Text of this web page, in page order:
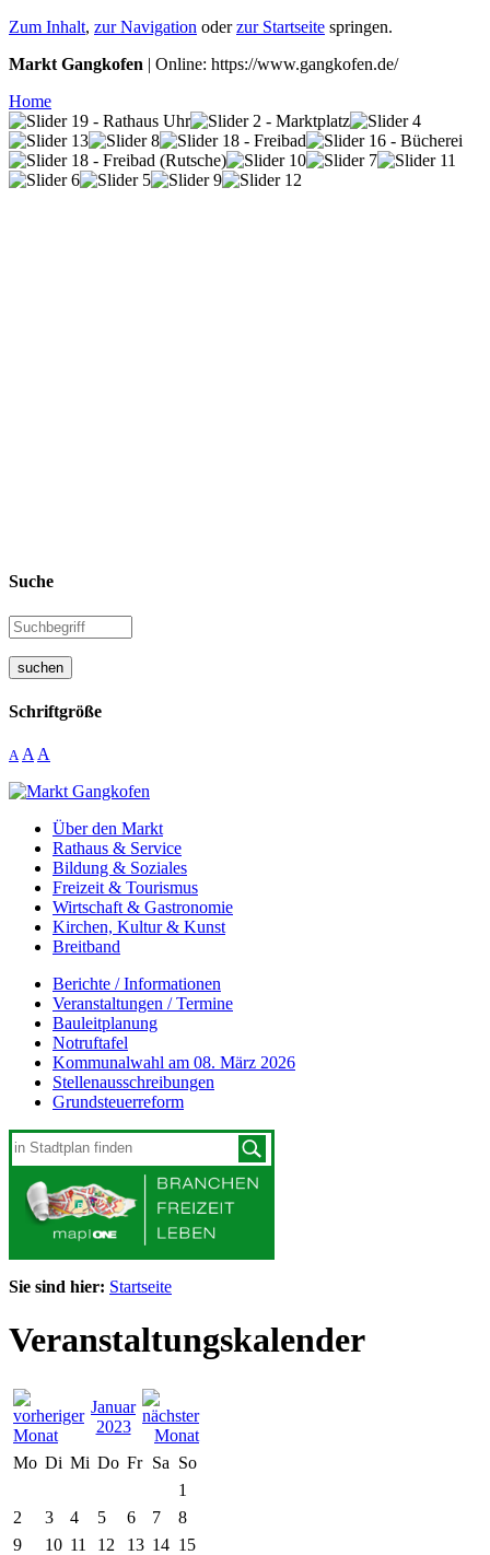
Zum Inhalt, zur Navigation oderzur Startseite springen.
Markt Gangkofen | Online: https://www.gangkofen.de/
Home
Suche
suchen
Schriftgröße
A A A
Über den Markt
Rathaus & Service
Bildung & Soziales
Freizeit & Tourismus
Wirtschaft & Gastronomie
Kirchen, Kultur & Kunst
Breitband
Berichte / Informationen
Veranstaltungen / Termine
Bauleitplanung
Notruftafel
Kommunalwahl am 08. März 2026
Stellenausschreibungen
Grundsteuerreform
Sie sind hier: Startseite
Veranstaltungskalender
Januar
2023
Mo Di Mi Do Fr Sa So
1
2
3 4 5 6 7
8
9
10 11 12 13 14 15